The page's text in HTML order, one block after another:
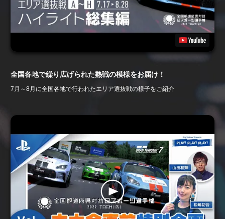
全国各地で繰り広げられた熱戦の模様をお届け！
7月～8月に全国各地で行われたエリア選抜戦の様子をご紹介